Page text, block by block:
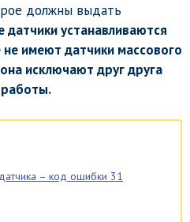
должны выдать
датчики устанавливаются
имеют датчики массового
исключают друг друга
работы.
– код ошибки 31